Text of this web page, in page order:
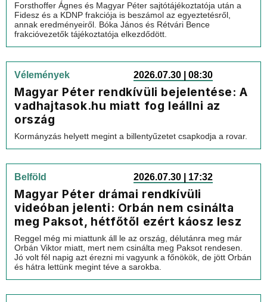
Forsthoffer Ágnes és Magyar Péter sajtótájékoztatója után a
Fidesz és a KDNP frakciója is beszámol az egyeztetésről,
annak eredményeiről. Bóka János és Rétvári Bence
frakcióvezetők tájékoztatója elkezdődött.
Vélemények 2026.07.30 | 08:30
Magyar Péter rendkívüli bejelentése: A
vadhajtasok.hu miatt fog leállni az
ország
Kormányzás helyett megint a billentyűzetet csapkodja a rovar.
Belföld 2026.07.30 | 17:32
Magyar Péter drámai rendkívüli
videóban jelenti: Orbán nem csinálta
meg Paksot, hétfőtől ezért káosz lesz
Reggel még mi miattunk áll le az ország, délutánra meg már
Orbán Viktor miatt, mert nem csinálta meg Paksot rendesen.
Jó volt fél napig azt érezni mi vagyunk a főnökök, de jött Orbán
és hátra lettünk megint téve a sarokba.